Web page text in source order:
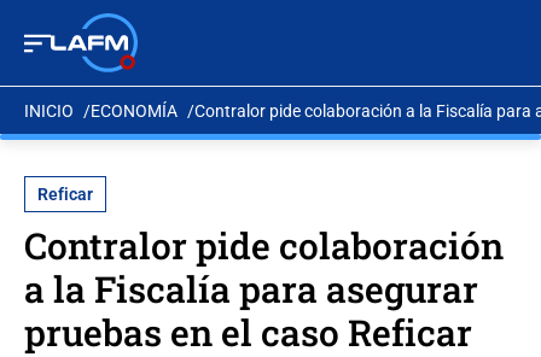
INICIO ECONOMÍA Contralor pide colaboración a la Fiscalía para
Reficar
Contralor pide colaboración
a la Fiscalía para asegurar
pruebas en el caso Reficar